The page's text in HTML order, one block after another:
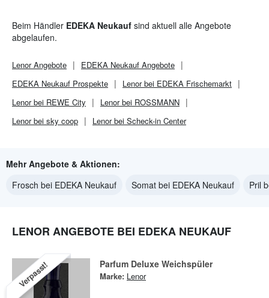
Beim Händler EDEKA Neukauf sind aktuell alle Angebote
abgelaufen.
LenorAngebote EDEKA Neukauf Angebote
EDEKA Neukauf Prospekte
Lenor bei EDEKA Frischemarkt
Lenor bei REWE City
Lenor bei ROSSMANN
Lenor bei sky coop
Lenor bei Scheck-in Center
Mehr Angebote & Aktionen:
Frosch bei EDEKA Neukauf
Somat bei EDEKA Neukauf Pril
LENOR ANGEBOTE BEI EDEKA NEUKAUF
Verpasst! Parfum Deluxe Weichspüler
Marke: Lenor